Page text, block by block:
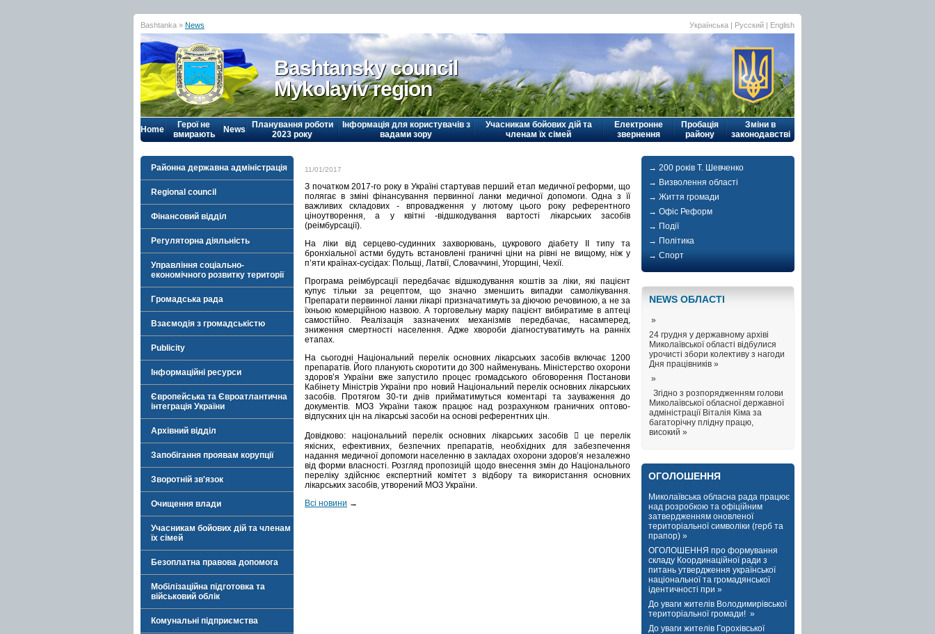
Bashtanka » News Українська | Русский | English
Bashtansky council
Mykolayiv region
Home
Герої не
вмирають
News
Планування роботи
2023 року
Інформація для користувачів з
вадами зору
Учасникам бойових дій та
членам їх сімей
Електронне
звернення
Пробація
району
Зміни в
законодавстві
Районна державна адміністрація
Regional council
Фінансовий відділ
Регуляторна діяльність
Управління соціально-
економічного розвитку території
Громадська рада
Взаємодія з громадськістю
Publicity
Інформаційні ресурси
Європейська та Євроатлантична
інтеграція України
Архівний відділ
Запобігання проявам корупції
Зворотній зв'язок
Очищення влади
Учасникам бойових дій та членам
їх сімей
Безоплатна правова допомога
Мобілізаційна підготовка та
військовий облік
Комунальні підприємства
11/01/2017
З початком 2017-го року в Україні стартував перший етап медичної реформи, що
полягає в зміні фінансування первинної ланки медичної допомоги. Одна з її
важливих складових - впровадження у лютому цього року референтного
ціноутворення, а у квітні -відшкодування вартості лікарських засобів
(реімбурсації).
На ліки від серцево-судинних захворювань, цукрового діабету ІІ типу та
бронхіальної астми будуть встановлені граничні ціни на рівні не вищому, ніж у
п’яти країнах-сусідах: Польщі, Латвії, Словаччині, Угорщині, Чехії.
Програма реімбурсації передбачає відшкодування коштів за ліки, які пацієнт
купує тільки за рецептом, що значно зменшить випадки самолікування.
Препарати первинної ланки лікарі призначатимуть за діючою речовиною, а не за
їхньою комерційною назвою. А торговельну марку пацієнт вибиратиме в аптеці
самостійно. Реалізація зазначених механізмів передбачає, насамперед,
зниження смертності населення. Адже хвороби діагностуватимуть на ранніх
етапах.
На сьогодні Національний перелік основних лікарських засобів включає 1200
препаратів. Його планують скоротити до 300 найменувань. Міністерство охорони
здоров’я України вже запустило процес громадського обговорення Постанови
Кабінету Міністрів України про новий Національний перелік основних лікарських
засобів. Протягом 30-ти днів прийматимуться коментарі та зауваження до
документів. МОЗ України також працює над розрахунком граничних оптово-
відпускних цін на лікарські засоби на основі референтних цін.
Довідково: національний перелік основних лікарських засобів  це перелік
якісних, ефективних, безпечних препаратів, необхідних для забезпечення
надання медичної допомоги населенню в закладах охорони здоров’я незалежно
від форми власності. Розгляд пропозицій щодо внесення змін до Національного
переліку здійснює експертний комітет з відбору та використання основних
лікарських засобів, утворений МОЗ України.
Всі новини →
→ 200 років Т. Шевченко
→ Визволення області
→ Життя громади
→ Офіс Реформ
→ Події
→ Політика
→ Спорт
NEWS ОБЛАСТI
»
24 грудня у державному архіві
Миколаївської області відбулися
урочисті збори колективу з нагоди
Дня працівників »
»
Згідно з розпорядженням голови
Миколаївської обласної державної
адміністрації Віталія Кіма за
багаторічну плідну працю,
високий »
ОГОЛОШЕННЯ
Миколаївська обласна рада працює
над розробкою та офіційним
затвердженням оновленої
територіальної символіки (герб та
прапор) »
ОГОЛОШЕННЯ про формування
складу Координаційної ради з
питань утвердження української
національної та громадянської
ідентичності при »
До уваги жителів Володимирівської
територіальної громади! »
До уваги жителів Горохівської